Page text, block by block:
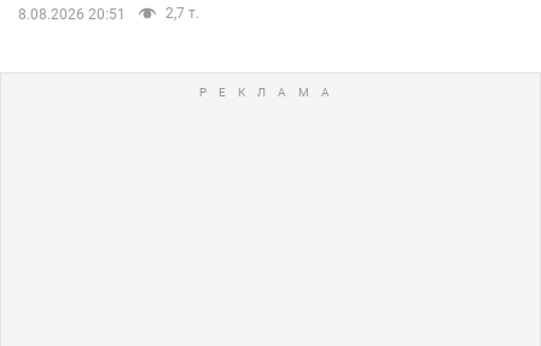
8.08.2026 20:51 2,7 т.